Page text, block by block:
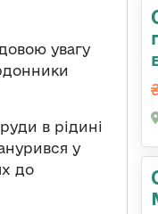
увагу
в рідині
у
до